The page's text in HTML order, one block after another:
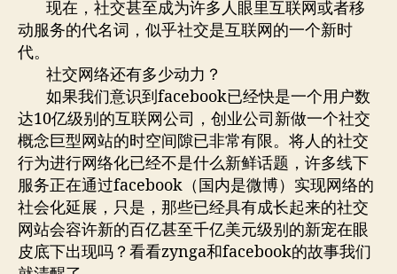
现在，社交甚至成为许多人眼里互联网或者移
动服务的代名词，似乎社交是互联网的一个新时
代。
社交网络还有多少动力？
如果我们意识到facebook已经快是一个用户数
达10亿级别的互联网公司，创业公司新做一个社交
概念巨型网站的时空间隙已非常有限。将人的社交
行为进行网络化已经不是什么新鲜话题，许多线下
服务正在通过facebook（国内是微博）实现网络的
社会化延展，只是，那些已经具有成长起来的社交
网站会容许新的百亿甚至千亿美元级别的新宠在眼
皮底下出现吗？看看zynga和facebook的故事我们